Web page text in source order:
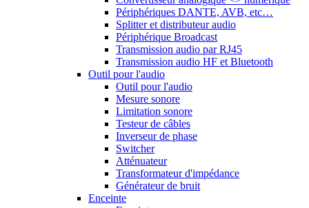
Périphériques DANTE, AVB, etc…
Splitter et distributeur audio
Périphérique Broadcast
Transmission audio par RJ45
Transmission audio HF et Bluetooth
Outil pour l'audio
Outil pour l'audio
Mesure sonore
Limitation sonore
Testeur de câbles
Inverseur de phase
Switcher
Atténuateur
Transformateur d'impédance
Générateur de bruit
Enceinte